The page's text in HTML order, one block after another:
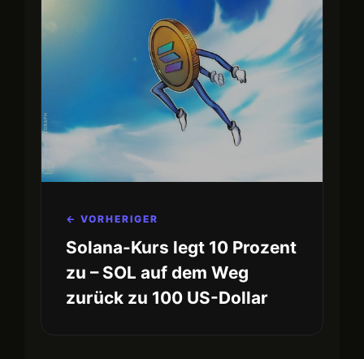
← VORHERIGER
Solana-Kurs legt 10 Prozent
zu – SOL auf dem Weg
zurück zu 100 US-Dollar